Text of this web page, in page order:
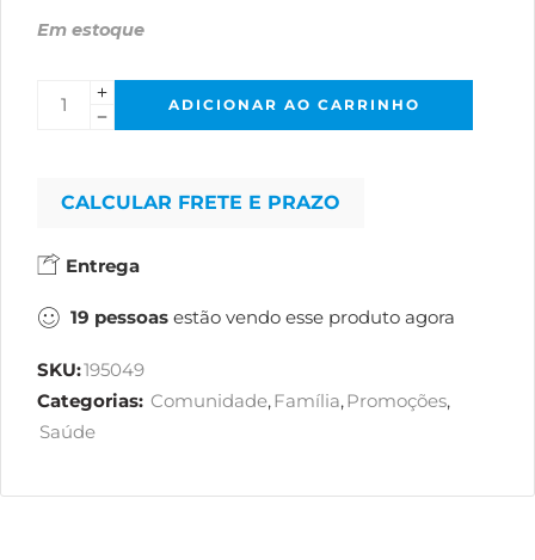
Em estoque
ADICIONAR AO CARRINHO
CALCULAR FRETE E PRAZO
Entrega
19 pessoas estão vendo esse produto agora
SKU:195049
Categorias: Comunidade,Família,Promoções,
Saúde